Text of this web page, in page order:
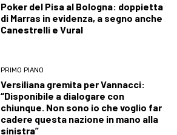
Poker del Pisa al Bologna: doppietta
di Marras in evidenza, a segno anche
Canestrelli e Vural
PRIMO PIANO
Versiliana gremita per Vannacci:
“Disponibile a dialogare con
chiunque. Non sono io che voglio far
cadere questa nazione in mano alla
sinistra”